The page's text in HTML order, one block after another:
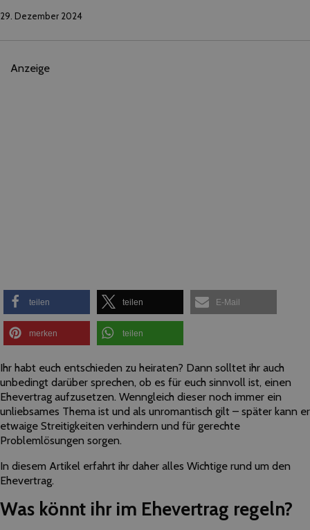
29. Dezember 2024
Anzeige
teilen teilen E-Mail
merken teilen
Ihr habt euch entschieden zu heiraten? Dann solltet ihr auch
unbedingt darüber sprechen, ob es für euch sinnvoll ist, einen
Ehevertrag aufzusetzen. Wenngleich dieser noch immer ein
unliebsames Thema ist und als unromantisch gilt – später kann er
etwaige Streitigkeiten verhindern und für gerechte
Problemlösungen sorgen.
In diesem Artikel erfahrt ihr daher alles Wichtige rund um den
Ehevertrag.
Was könnt ihr im Ehevertrag regeln?